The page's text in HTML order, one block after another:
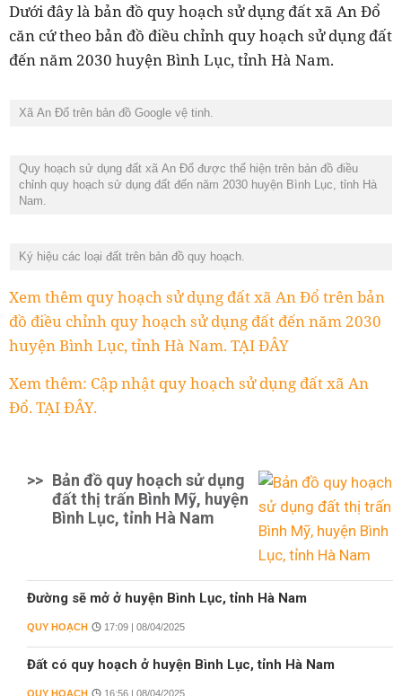
Dưới đây là bản đồ quy hoạch sử dụng đất xã An Đổ
căn cứ theo bản đồ điều chỉnh quy hoạch sử dụng đất
đến năm 2030 huyện Bình Lục, tỉnh Hà Nam.
Xã An Đổ trên bản đồ Google vệ tinh.
Quy hoạch sử dụng đất xã An Đổ được thể hiện trên bản đồ điều
chỉnh quy hoạch sử dụng đất đến năm 2030 huyện Bình Lục, tỉnh Hà
Nam.
Ký hiệu các loại đất trên bản đồ quy hoạch.
Xem thêm quy hoạch sử dụng đất xã An Đổ trên bản
đồ điều chỉnh quy hoạch sử dụng đất đến năm 2030
huyện Bình Lục, tỉnh Hà Nam. TẠI ĐÂY
Xem thêm: Cập nhật quy hoạch sử dụng đất xã An
Đổ. TẠI ĐÂY.
>> Bản đồ quy hoạch sử dụng
đất thị trấn Bình Mỹ, huyện
Bình Lục, tỉnh Hà Nam
Đường sẽ mở ở huyện Bình Lục, tỉnh Hà Nam
QUY HOẠCH 17:09 | 08/04/2025
Đất có quy hoạch ở huyện Bình Lục, tỉnh Hà Nam
QUY HOẠCH 16:56 | 08/04/2025